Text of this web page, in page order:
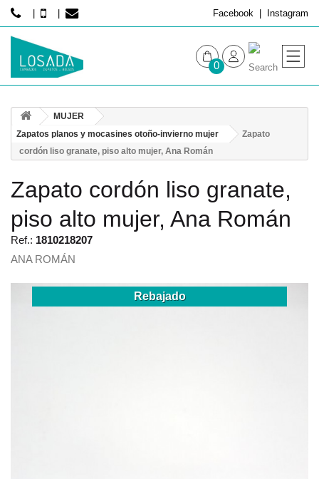
Facebook Instagram
0
HOMBRE
MUJER
Zapatos planos y mocasines otoño-invierno mujer
Zapato
cordón liso granate, piso alto mujer, Ana Román
Zapato cordón liso granate,
piso alto mujer, Ana Román
Ref.: 1810218207
ANA ROMÁN
Rebajado